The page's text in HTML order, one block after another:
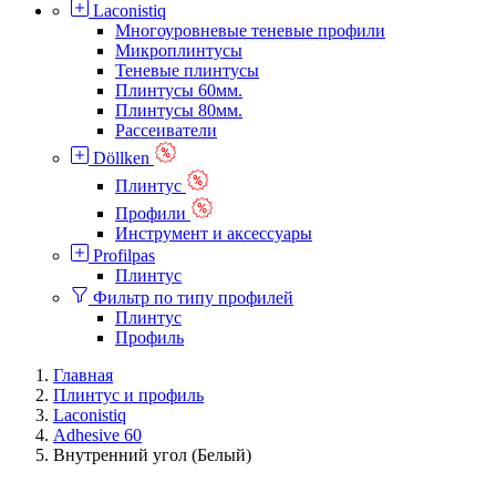
Laconistiq
Многоуровневые теневые профили
Микроплинтусы
Теневые плинтусы
Плинтусы 60мм.
Плинтусы 80мм.
Рассеиватели
Döllken
Плинтус
Профили
Инструмент и аксессуары
Profilpas
Плинтус
Фильтр по типу профилей
Плинтус
Профиль
Главная
Плинтус и профиль
Laconistiq
Adhesive 60
Внутренний угол (Белый)